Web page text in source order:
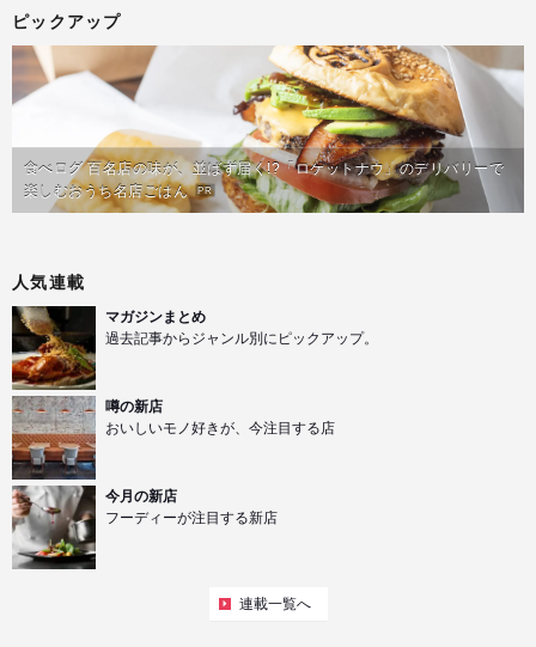
ピックアップ
食べログ 百名店の味が、並ばず届く!?「ロケットナウ」のデリバリーで
楽しむおうち名店ごはん PR
人気連載
マガジンまとめ
過去記事からジャンル別にピックアップ。
噂の新店
おいしいモノ好きが、今注目する店
今月の新店
フーディーが注目する新店
連載一覧へ